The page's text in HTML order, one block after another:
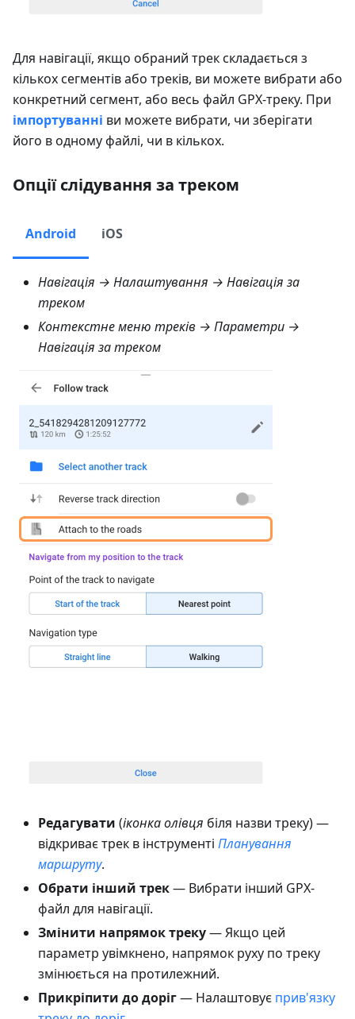
Для навігації, якщо обраний трек складається з
кількох сегментів або треків, ви можете вибрати або
конкретний сегмент, або весь файл GPX-треку. При
імпортуванні ви можете вибрати, чи зберігати
його в одному файлі, чи в кількох.
Опції слідування за треком
Android iOS
Навігація → Налаштування → Навігація за
треком
Контекстне меню треків → Параметри →
Навігація за треком
Редагувати (іконка олівця біля назви треку) —
відкриває трек в інструменті Планування
маршруту.
Обрати інший трек— Вибрати інший GPX-
файл для навігації.
Змінити напрямок треку— Якщо цей
параметр увімкнено, напрямок руху по треку
змінюється на протилежний.
Прикріпити до доріг— Налаштовує прив'язку